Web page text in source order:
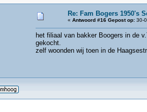
Re: Fam Bogers 1950's
« Antwoord #16 Gepost op:30-
het filiaal van bakker Boogers in de
gekocht.
zelf woonden wij toen in de